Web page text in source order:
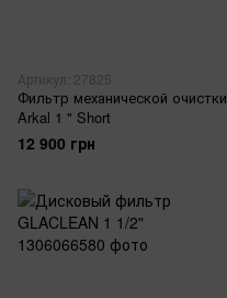
Артикул: 27825
Фильтр механической очистки
Arkal 1 " Short
12 900 грн